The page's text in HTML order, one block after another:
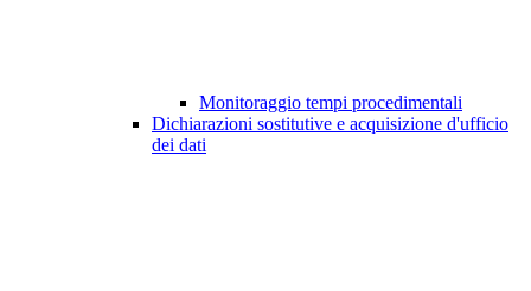
Monitoraggio tempi procedimentali
Dichiarazioni sostitutive e acquisizione d'ufficio
dei dati